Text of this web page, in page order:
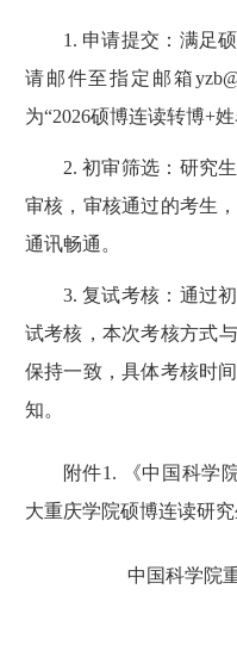
1. 申请提交：满足
请邮件至指定邮箱
为“2026硕博连读转博+姓
2. 初审筛选：研究
审核，审核通过的考生
通讯畅通。
3. 复试考核：通过
试考核，本次考核方式
保持一致，具体考核时
知。
附件1.
《中国科学
大重庆学院硕博连读研究
中国科学院